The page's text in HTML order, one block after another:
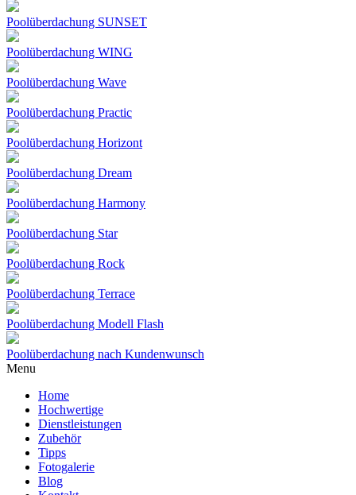
Poolüberdachung SUNSET
Poolüberdachung WING
Poolüberdachung Wave
Poolüberdachung Practic
Poolüberdachung Horizont
Poolüberdachung Dream
Poolüberdachung Harmony
Poolüberdachung Star
Poolüberdachung Rock
Poolüberdachung Terrace
Poolüberdachung Modell Flash
Poolüberdachung nach Kundenwunsch
Menu
Home
Hochwertige
Dienstleistungen
Zubehör
Tipps
Fotogalerie
Blog